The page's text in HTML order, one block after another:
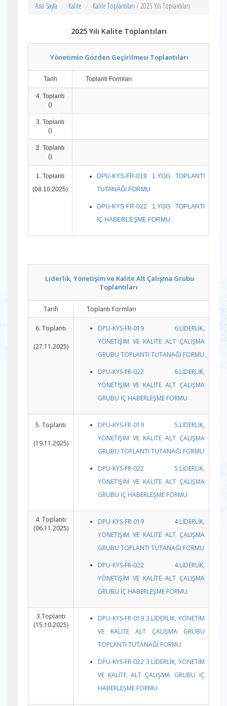
Ana Sayfa Kalite Kalite Toplantıları / 2025 Yılı Toplantıları
2025 Yılı Kalite Toplantıları
Yönetimin Gözden Geçirilmesi Toplantıları
Tarih Toplantı Formları
4. Toplantı
()
3. Toplantı
()
2. Toplantı
()
1. Toplantı
(08.10.2025)
DPU-KYS-FR-019 1.YGG TOPLANTI
TUTANAĞI FORMU
DPU-KYS-FR-022 1.YGG TOPLANTI
İÇ HABERLEŞME FORMU
Liderlik, Yönetişim ve Kalite Alt Çalışma Grubu
Toplantıları
Tarih Toplantı Formları
6. Toplantı
(27.11.2025)
DPU-KYS-FR-019 6.LİDERLİK,
YÖNETİŞİM VE KALİTE ALT ÇALIŞMA
GRUBU TOPLANTI TUTANAĞI FORMU
DPU-KYS-FR-022 6.LİDERLİK,
YÖNETİŞİM VE KALİTE ALT ÇALIŞMA
GRUBU İÇ HABERLEŞME FORMU
5. Toplantı
(19.11.2025)
DPU-KYS-FR-019 5.LİDERLİK,
YÖNETİŞİM VE KALİTE ALT ÇALIŞMA
GRUBU TOPLANTI TUTANAĞI FORMU
DPU-KYS-FR-022 5.LİDERLİK,
YÖNETİŞİM VE KALİTE ALT ÇALIŞMA
GRUBU İÇ HABERLEŞME FORMU
4. Toplantı
(06.11.2025)
DPU-KYS-FR-019 4.LİDERLİK,
YÖNETİŞİM VE KALİTE ALT ÇALIŞMA
GRUBU TOPLANTI TUTANAĞI FORMU
DPU-KYS-FR-022 4.LİDERLİK,
YÖNETİŞİM VE KALİTE ALT ÇALIŞMA
GRUBU İÇ HABERLEŞME FORMU
3.Toplantı
(15.10.2025)
DPU-KYS-FR-019 3.LİDERLİK, YÖNETİM
VE KALİTE ALT ÇALIŞMA GRUBU
TOPLANTI TUTANAĞI FORMU
DPU-KYS-FR-022 3.LİDERLİK, YÖNETİM
VE KALİTE ALT ÇALIŞMA GRUBU İÇ
HABERLEŞME FORMU